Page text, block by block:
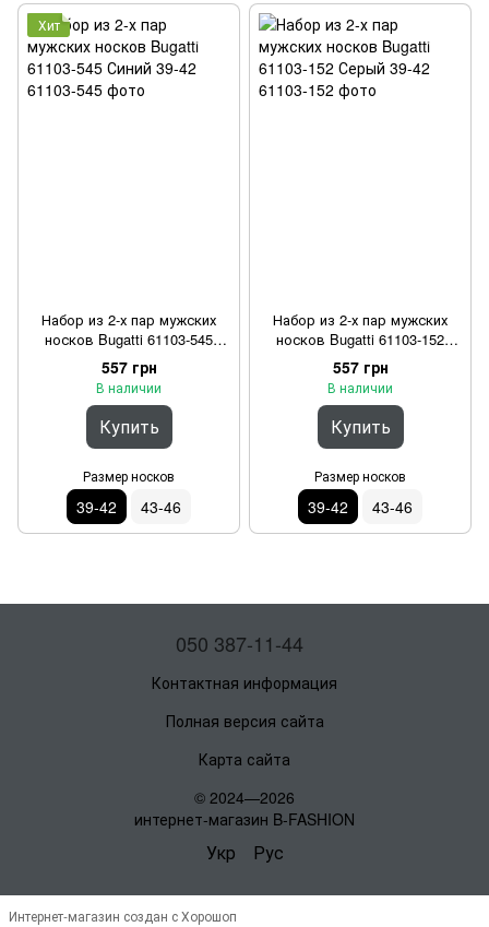
Хит
Набор из 2-х пар мужских
носков Bugatti 61103-545
Синий 39-42
557 грн
В наличии
Купить
Размер носков
39-42 43-46
Набор из 2-х пар мужских
носков Bugatti 61103-152
Серый 39-42
557 грн
В наличии
Купить
Размер носков
39-42 43-46
050 387-11-44
Контактная информация
Полная версия сайта
Карта сайта
© 2024—2026
интернет-магазин B-FASHION
Укр Рус
Интернет-магазин создан с Хорошоп